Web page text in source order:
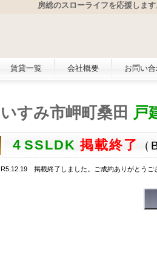
房総のスローライフを応援します
いすみ市岬町桑田 戸
４SSLDK 掲載終了
R5.12.19 掲載終了しました。ご成約ありがとうご
賃貸一覧 会社概要 お問い